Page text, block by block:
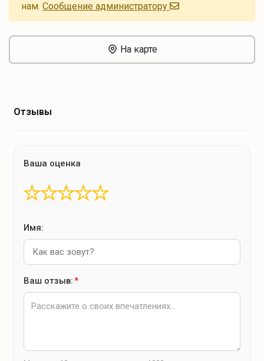
нам. Cообщение администратору
На карте
Отзывы
Ваша оценка
★
★
★
★
★
Имя:
Ваш отзыв:*